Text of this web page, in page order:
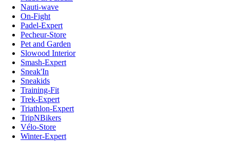
Nauti-wave
On-Fight
Padel-Expert
Pecheur-Store
Pet and Garden
Slowood Interior
Smash-Expert
Sneak'In
Sneakids
Training-Fit
Trek-Expert
Triathlon-Expert
TripNBikers
Vélo-Store
Winter-Expert